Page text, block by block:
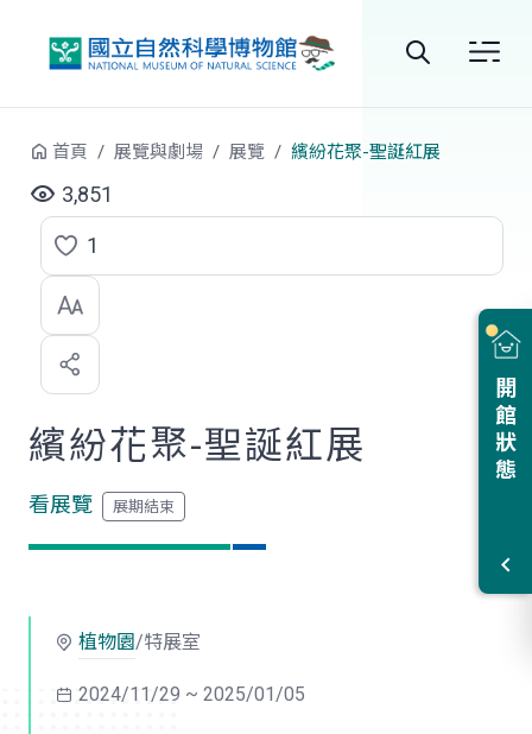
站
尋
開館狀態
首頁 展覽與劇場 展覽 繽紛花聚-聖誕紅展
3,851
點
選
喜
歡
1
繽紛花聚-聖誕紅展
看展覽
植物園/特展室
2024/11/29 ~ 2025/01/05